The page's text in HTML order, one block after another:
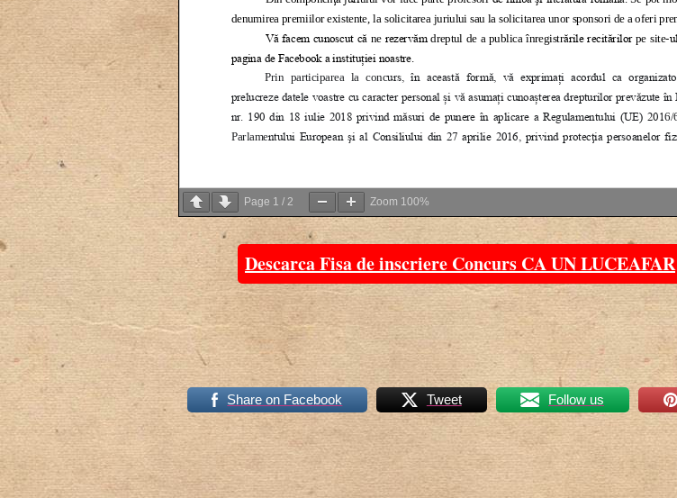
Page 1 / 2 Zoom 100%
Descarca Fisa de inscriere Concurs CA UN LUCEAFAR
Share on Facebook Tweet Follow us